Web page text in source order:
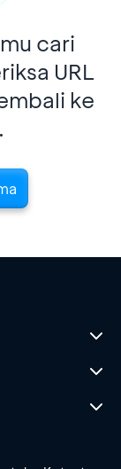
cari
URL
ke